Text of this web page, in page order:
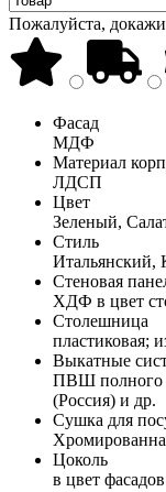
Пожалуйста,
Фасад
МДФ
Материал
ЛДСП
Цвет
Зеленый,
Стиль
Итальянский,
Стеновая
ХДФ в цвет
Столешница
пластиковая;
Выкатные
ПВШ полного
(Россия) и др.
Сушка для
Цоколь
в цвет